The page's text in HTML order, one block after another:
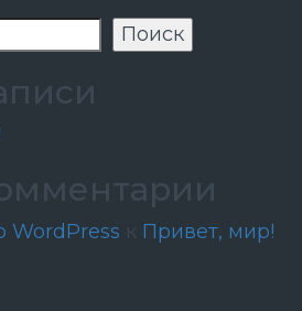
Поиск
WordPress к Привет, мир!